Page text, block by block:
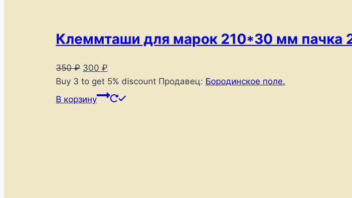
Клеммташи для марок 210*30 мм пачка
350₽ Первоначальная
цена
составляла
350 ₽.
300 ₽
цена:
300 ₽.
Buy 3 to get 5% discount Продавец: Бородинское поле.
В корзину